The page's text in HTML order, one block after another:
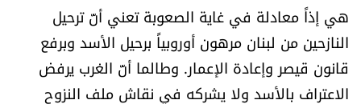
هي إذاً معادلة في غاية الصعوبة تعني أنّ ترحيل
النازحين من لبنان مرهون أوروبياً برحيل الأسد وبرفع
قانون قيصر وإعادة الإعمار. وطالما أنّ الغرب يرفض
الاعتراف بالأسد ولا يشركه في نقاش ملف النزوح